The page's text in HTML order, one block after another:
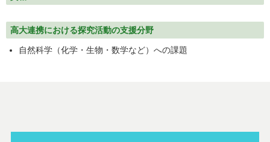
高大連携における探究活動の支援分野
自然科学（化学・生物・数学など）への課題